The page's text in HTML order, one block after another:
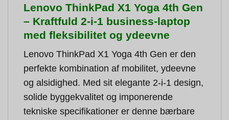
Lenovo ThinkPad X1 Yoga 4th Gen
– Kraftfuld 2-i-1 business-laptop
med fleksibilitet og ydeevne
Lenovo ThinkPad X1 Yoga 4th Gen er den
perfekte kombination af mobilitet, ydeevne
og alsidighed. Med sit elegante 2-i-1 design,
solide byggekvalitet og imponerende
tekniske specifikationer er denne bærbare